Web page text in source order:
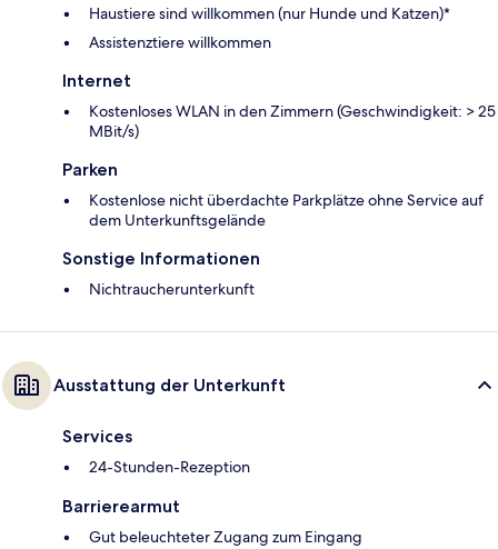
Haustiere sind willkommen (nur Hunde und Katzen)*
Assistenztiere willkommen
Internet
Kostenloses WLAN in den Zimmern (Geschwindigkeit: > 25
MBit/s)
Parken
Kostenlose nicht überdachte Parkplätze ohne Service auf
dem Unterkunftsgelände
Sonstige Informationen
Nichtraucherunterkunft
Ausstattung der Unterkunft
Services
24-Stunden-Rezeption
Barrierearmut
Gut beleuchteter Zugang zum Eingang